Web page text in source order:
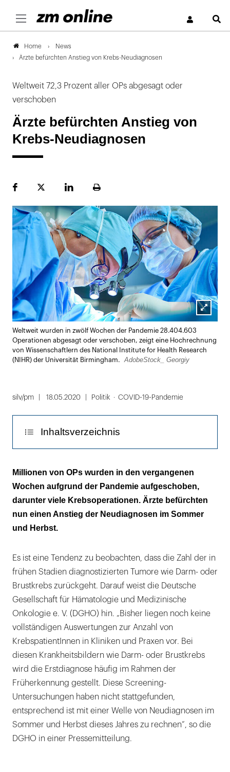
Home
News
Ärzte befürchten Anstieg von Krebs-Neudiagnosen
Weltweit 72,3 Prozent aller OPs abgesagt oder
verschoben
Ärzte befürchten Anstieg von
Krebs-Neudiagnosen
FacebookPlattformLinekdInSeite
Lightbox
Weltweit wurden in zwölf Wochen der Pandemie 28.404.603
Operationen abgesagt oder verschoben, zeigt eine Hochrechnung
von Wissenschaftlern des National Institute for Health Research
(NIHR) der Universität Birmingham.
AdobeStock_ Georgiy
silv/pm 18.05.2020 Politik COVID-19-Pandemie
Inhaltsverzeichnis
Krebspatienten haben kein erhöhtes
Ansteckungsrisiko
Studie: Weltweit 28.404.603 Operationen in
zwölf Wochen abgesagt...
Millionen von OPs wurden in den vergangenen
Wochen aufgrund der Pandemie aufgeschoben,
darunter viele Krebsoperationen. Ärzte befürchten
nun einen Anstieg der Neudiagnosen im Sommer
und Herbst.
Es ist eine Tendenz zu beobachten, dass die Zahl der in
frühen Stadien diagnostizierten Tumore wie Darm- oder
Brustkrebs zurückgeht. Darauf weist die Deutsche
Gesellschaft für Hämatologie und Medizinische
Onkologie e. V. (DGHO) hin. „Bisher liegen noch keine
vollständigen Auswertungen zur Anzahl von
KrebspatientInnen in Kliniken und Praxen vor. Bei
diesen Krankheitsbildern wie Darm- oder Brustkrebs
wird die Erstdiagnose häufig im Rahmen der
Früherkennung gestellt. Diese Screening-
Untersuchungen haben nicht stattgefunden,
entsprechend ist mit einer Welle von Neudiagnosen im
Sommer und Herbst dieses Jahres zu rechnen“, so die
DGHO in einer Pressemitteilung.